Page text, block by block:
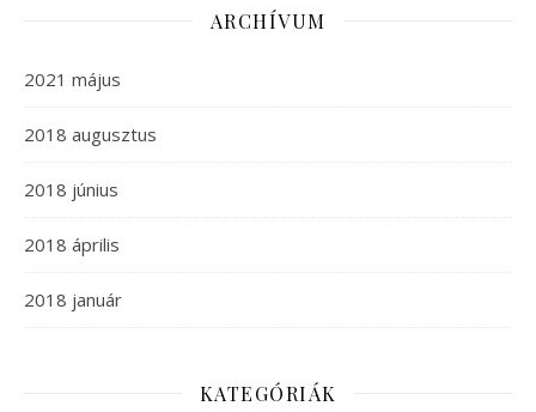
ARCHÍVUM
2021 május
2018 augusztus
2018 június
2018 április
2018 január
KATEGÓRIÁK